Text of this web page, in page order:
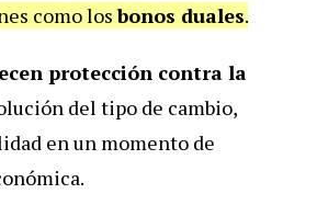
como losbonos duales.
protección contra la
del tipo de cambio,
en un momento de